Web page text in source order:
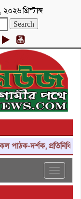
খ্রিস্টাব্দ
দর্শক, প্রতিনিধি,
Toggle